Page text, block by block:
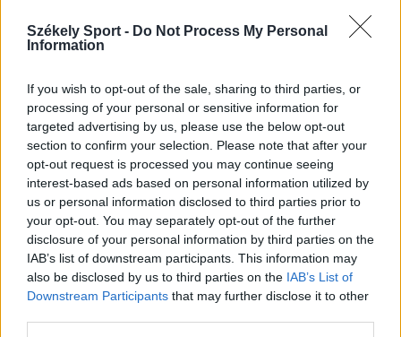
Székely Sport - Do Not Process My Personal
Information
If you wish to opt-out of the sale, sharing to third parties, or
processing of your personal or sensitive information for
targeted advertising by us, please use the below opt-out
section to confirm your selection. Please note that after your
opt-out request is processed you may continue seeing
interest-based ads based on personal information utilized by
us or personal information disclosed to third parties prior to
your opt-out. You may separately opt-out of the further
disclosure of your personal information by third parties on the
IAB’s list of downstream participants. This information may
also be disclosed by us to third parties on the IAB’s List of
Downstream Participants that may further disclose it to other
igazolványok országszerte elérhetővé válnak.